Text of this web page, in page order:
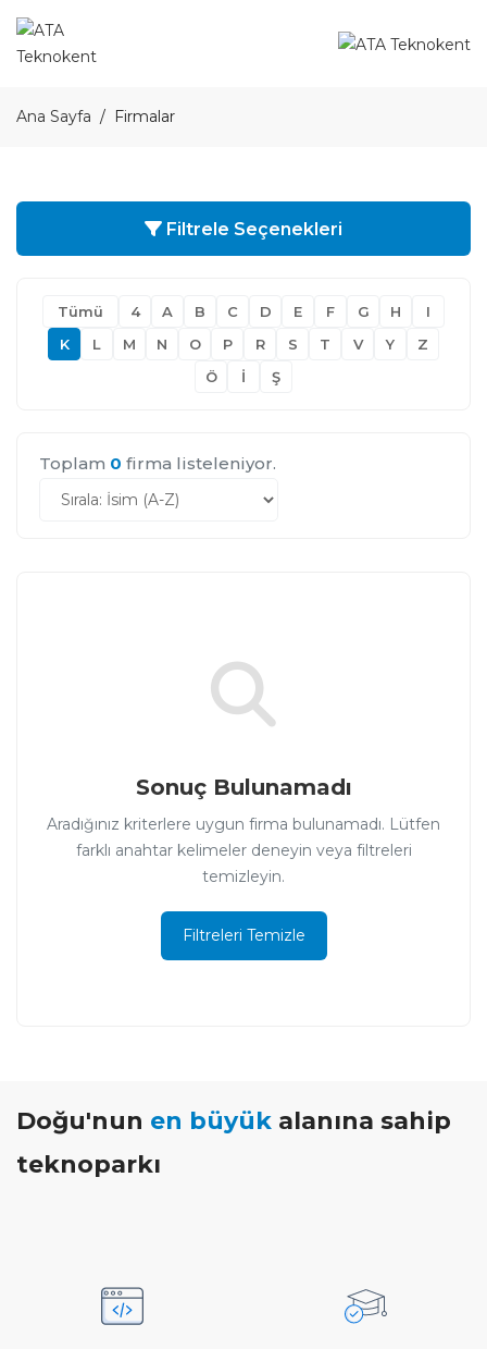
Ana Sayfa Firmalar
Filtrele Seçenekleri
Tümü 4 A B C D E F G H
I
K
L M N O P R S T V Y
Z
Ö
İ Ş
Toplam 0 firma listeleniyor.
Sonuç Bulunamadı
Aradığınız kriterlere uygun firma bulunamadı. Lütfen
farklı anahtar kelimeler deneyin veya filtreleri
temizleyin.
Filtreleri Temizle
Doğu'nun en büyük alanına sahip
teknoparkı